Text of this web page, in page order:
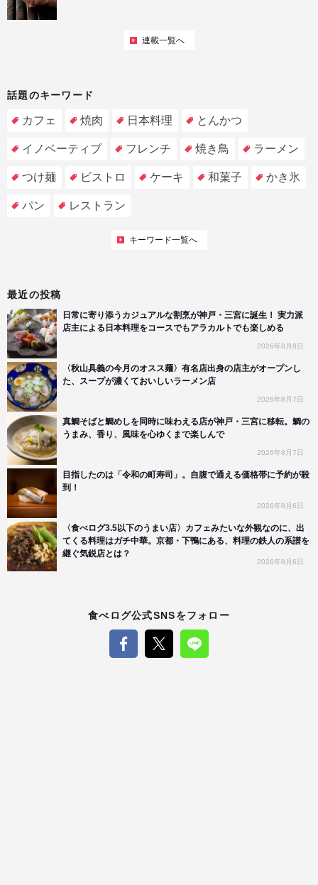
連載一覧へ
話題のキーワード
カフェ 焼肉 日本料理 とんかつ
イノベーティブ フレンチ 焼き鳥 ラーメン
つけ麺 ビストロ ケーキ 和菓子 かき氷
パン レストラン
キーワード一覧へ
最近の投稿
日常に寄り添うカジュアルな割烹が神戸・三宮に誕生！ 実力派
店主による日本料理をコースでもアラカルトでも楽しめる
2026年8月8日
〈秋山具義の今月のオスス麺〉有名店出身の店主がオープンし
た、スープが濃くておいしいラーメン店
2026年8月7日
真鯛そばと鯛めしを同時に味わえる店が神戸・三宮に移転。鯛の
うまみ、香り、風味を心ゆくまで楽しんで
2026年8月7日
目指したのは「令和の町寿司」。自腹で通える価格帯に予約が殺
到！
2026年8月6日
〈食べログ3.5以下のうまい店〉カフェみたいな外観なのに、出
てくる料理はガチ中華。京都・下鴨にある、料理の鉄人の系譜を
継ぐ気鋭店とは？
2026年8月6日
食べログ公式SNSをフォロー